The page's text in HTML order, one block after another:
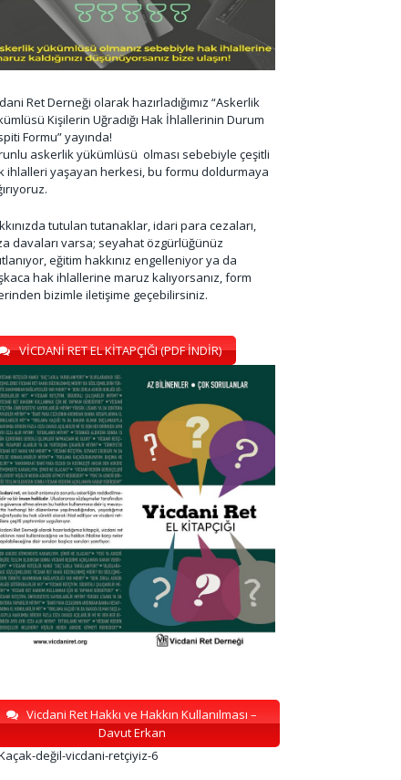
Ret Derneği olarak hazırladığımız “Askerlik
Kişilerin Uğradığı Hak İhlallerinin Durum
Formu” yayında!
askerlik yükümlüsü olması sebebiyle çeşitli
ihlalleri yaşayan herkesi, bu formu doldurmaya
tutulan tutanaklar, idari para cezaları,
davaları varsa; seyahat özgürlüğünüz
eğitim hakkınız engelleniyor ya da
hak ihlallerine maruz kalıyorsanız, form
bizimle iletişime geçebilirsiniz.
VİCDANİ RET EL KİTAPÇIĞI (PDF İNDİR)
Vicdani Ret Hakkı ve Hakkın Kullanılması –
Davut Erkan